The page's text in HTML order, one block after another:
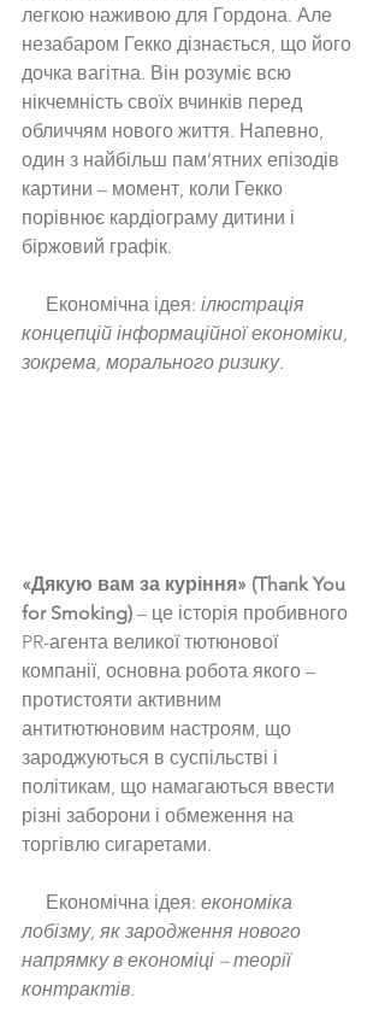
легкою наживою для Гордона. Але
незабаром Гекко дізнається, що його
дочка вагітна. Він розуміє всю
нікчемність своїх вчинків перед
обличчям нового життя. Напевно,
один з найбільш пам’ятних епізодів
картини – момент, коли Гекко
порівнює кардіограму дитини і
біржовий графік.
     Економічна ідея:
ілюстрація
концепцій інформаційної економіки,
зокрема, морального ризику.
«Дякую вам за куріння» (Thank You
for Smoking) – це історія пробивного
PR-агента великої тютюнової
компанії, основна робота якого –
протистояти активним
антитютюновим настроям, що
зароджуються в суспільстві і
політикам, що намагаються ввести
різні заборони і обмеження на
торгівлю сигаретами.
     Економічна ідея:
економіка
лобізму, як зародження нового
напрямку в економіці – теорії
контрактів.